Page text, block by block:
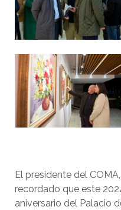
El presidente del
recordado que este
aniversario del Palacio